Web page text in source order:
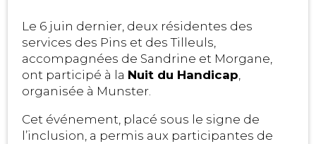
Le 6 juin dernier, deux résidentes des
services des Pins et des Tilleuls,
accompagnées de Sandrine et Morgane,
ont participé à la Nuit du Handicap,
organisée à Munster.
Cet événement, placé sous le signe de
l’inclusion, a permis aux participantes de